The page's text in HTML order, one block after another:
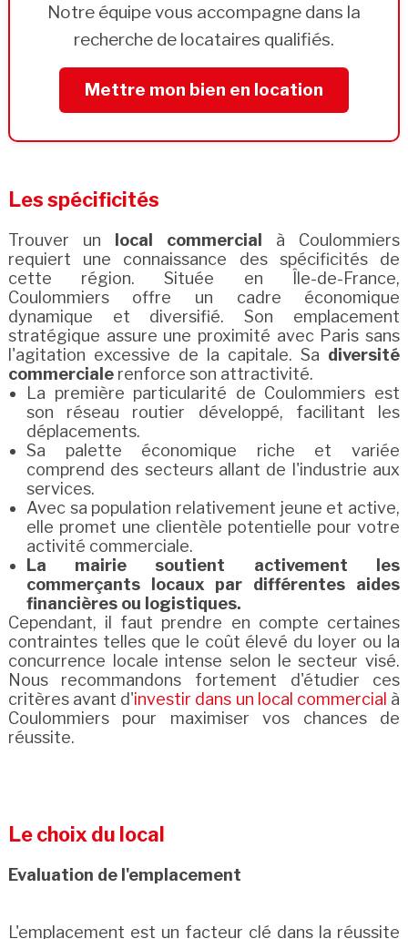
Notre équipe vous accompagne dans la
recherche de locataires qualifiés.
Mettre mon bien en location
Les spécificités
Trouver un local commercial
à Coulommiers
requiert une connaissance des spécificités de
cette région. Située en Île-de-France,
Coulommiers offre un cadre économique
dynamique et diversifié. Son emplacement
stratégique assure une proximité avec Paris sans
l'agitation excessive de la capitale. Sa diversité
commercialerenforce son attractivité.
La première particularité de Coulommiers est
son réseau routier développé, facilitant les
déplacements.
Sa palette économique riche et variée
comprend des secteurs allant de l'industrie aux
services.
Avec sa population relativement jeune et active,
elle promet une clientèle potentielle pour votre
activité commerciale.
La mairie soutient activement les
commerçants locaux par différentes aides
financières ou logistiques.
Cependant, il faut prendre en compte certaines
contraintes telles que le coût élevé du loyer ou la
concurrence locale intense selon le secteur visé.
Nous recommandons fortement d'étudier ces
critères avant d'investir dans un local commercial à
Coulommiers pour maximiser vos chances de
réussite.
Le choix du local
Evaluation de l'emplacement
L'emplacement est un facteur clé dans la réussite